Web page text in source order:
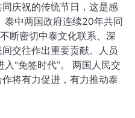
庆祝的传统节日，这是感
泰中两国政府连续20年共同
断密切中泰文化联系、深
交往作出重要贡献。人员
“免签时代”。 两国人民交
将有力促进，有力推动泰